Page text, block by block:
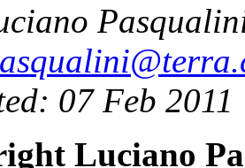
07 Feb 2011
Luciano